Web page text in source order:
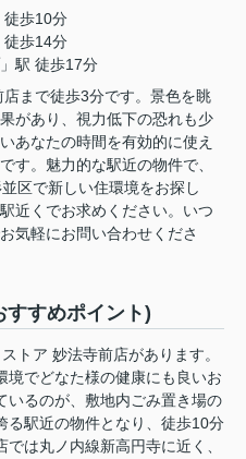
徒歩10分
徒歩14分
」駅 徒歩17分
まで徒歩3分です。景色を眺
があり、視力低下の恐れも少
あなたの時間を有効的に使え
す。魅力的な駅近の物件で、
区で新しい住環境をお探し
近くでお求めください。いつ
気軽にお問い合わせくださ
すすめポイント)
トア 妙法寺前店があります。
境でどなた様の健康にも良いお
いるのが、敷地内ごみ置き場の
る駅近の物件となり、徒歩10分
は丸ノ内線新高円寺に近く、